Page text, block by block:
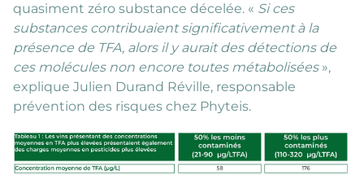
quasiment zéro substance décelée. « Si ces
substances contribuaient significativement à la
présence de TFA, alors il y aurait des détections de
ces molécules non encore toutes métabolisées»,
explique Julien Durand Réville, responsable
prévention des risques chez Phyteis.